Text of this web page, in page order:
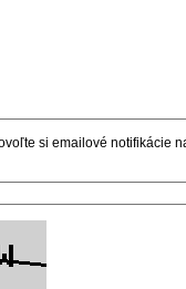
si emailové notifikácie